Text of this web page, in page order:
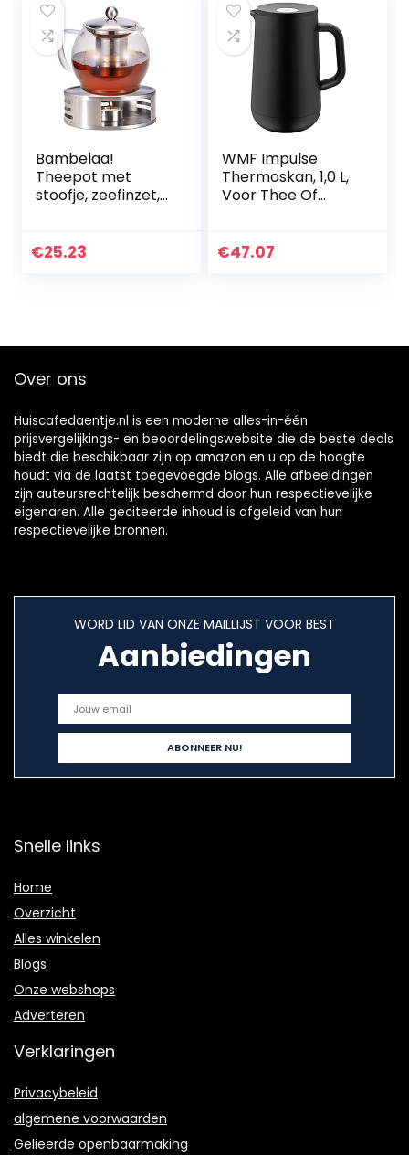
Volledig
Geëmailleerd –
Thee blijft langer
Warm –
Zwart/Koper
Bambelaa!
Theepot met
stoofje, zeefinzet,
theezeef, kan,
€25.23
WMF Impulse
Thermoskan, 1,0 L,
Voor Thee Of
Uur Koud En Warm,
€47.07
Over ons
Huiscafedaentje.nl is een moderne alles-in-één
prijsvergelijkings- en beoordelingswebsite die de beste deals
biedt die beschikbaar zijn op amazon en u op de hoogte
houdt via de laatst toegevoegde blogs. Alle afbeeldingen
zijn auteursrechtelijk beschermd door hun respectievelijke
eigenaren. Alle geciteerde inhoud is afgeleid van hun
respectievelijke bronnen.
WORD LID VAN ONZE MAILLIJST VOOR BEST
Aanbiedingen
Snelle links
Home
Overzicht
Alles winkelen
Blogs
Onze webshops
Adverteren
Verklaringen
Privacybeleid
algemene voorwaarden
Gelieerde openbaarmaking